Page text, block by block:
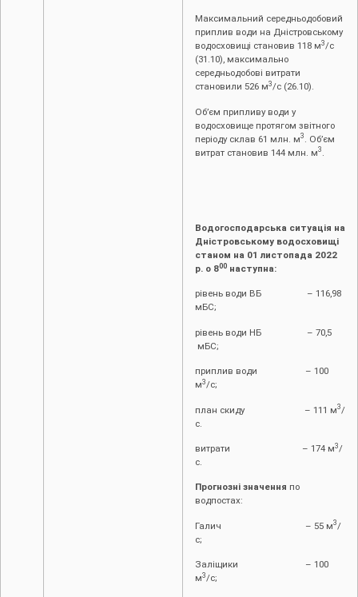
Максимальний середньодобовий
приплив води на Дністровському
водосховищі становив 118 м3/с
(31.10), максимально
середньодобові витрати
становили 526 м3/с (26.10).
Об’єм припливу води у
водосховище протягом звітного
періоду склав 61 млн. м3
. Об’єм
витрат становив 144 млн. м3
Водогосподарська ситуація на
Дністровському водосховищі
станом на 01 листопада 2022
р. о 800 наступна:
рівень води ВБ – 116,98
мБС;
рівень води НБ – 70,5
мБС;
приплив води – 100
м3/с;
план скиду – 111 м3 /
с.
витрати – 174 м3/
с.
Прогнозні значення по
водпостах:
Галич – 55 м3 /
с;
Заліщики – 100
м3/с;